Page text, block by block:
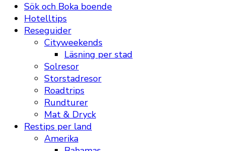
Sök och Boka boende
Hotelltips
Reseguider
Cityweekends
Läsning per stad
Solresor
Storstadresor
Roadtrips
Rundturer
Mat & Dryck
Restips per land
Amerika